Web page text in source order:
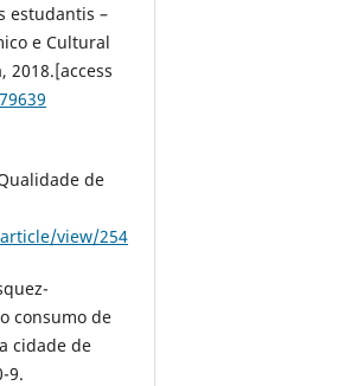
estudantis –
e Cultural
2018.[access
de
view/254
consumo de
cidade de
9.